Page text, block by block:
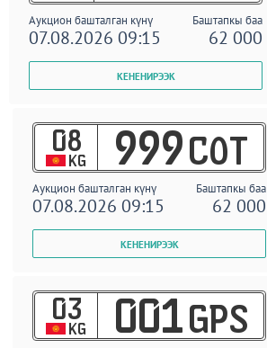
Аукцион башталган күнү Баштапкы баа
07.08.2026 09:15 62 000
08
KG 999 COT
Аукцион башталган күнү Баштапкы баа
07.08.2026 09:15 62 000
03
KG 001 GPS